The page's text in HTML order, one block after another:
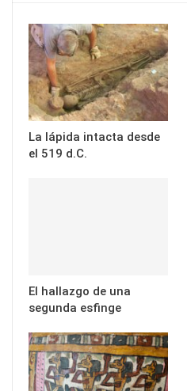
La lápida intacta desde
el 519 d.C.
El hallazgo de una
segunda esfinge